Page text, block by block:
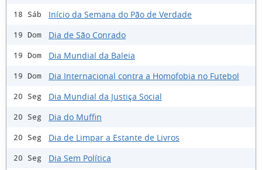
18 Sáb Início da Semana do Pão de Verdade
19 Dom Dia de São Conrado
19 Dom Dia Mundial da Baleia
19 Dom Dia Internacional contra a Homofobia no Futebol
20 Seg Dia Mundial da Justiça Social
20 Seg Dia do Muffin
20 Seg Dia de Limpar a Estante de Livros
20 Seg Dia Sem Política